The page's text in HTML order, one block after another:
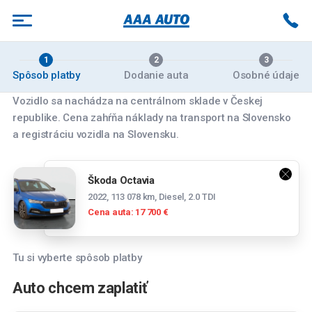
1
Spôsob platby
2
Dodanie auta
3
Osobné údaje
Vozidlo sa nachádza na centrálnom sklade v Českej
republike. Cena zahŕňa náklady na transport na Slovensko
a registráciu vozidla na Slovensku.
Škoda Octavia
2022, 113 078 km, Diesel, 2.0 TDI
Cena auta: 17 700 €
Tu si vyberte spôsob platby
Auto chcem zaplatiť
Spočítajte si mesačnú splátku
Mesačná splátka
Vyberte pobočku
Banská Bystrica
Zvolenská cesta 14084/179, 974 05 Banská
Bystrica
Bratislava
Tesco stores SR a.s., Cesta na Senec 2, 821